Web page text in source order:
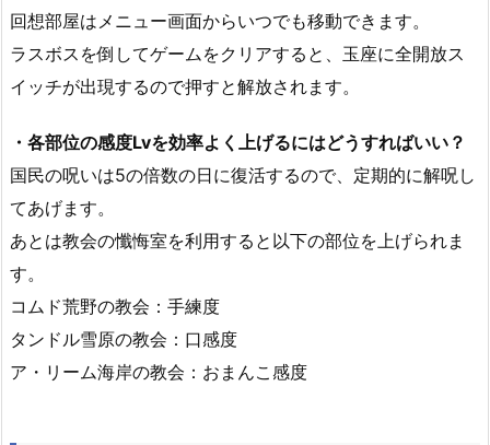
回想部屋はメニュー画面からいつでも移動できます。
ラスボスを倒してゲームをクリアすると、玉座に全開放ス
イッチが出現するので押すと解放されます。
・各部位の感度Lvを効率よく上げるにはどうすればいい？
国民の呪いは5の倍数の日に復活するので、定期的に解呪し
てあげます。
あとは教会の懺悔室を利用すると以下の部位を上げられま
す。
コムド荒野の教会：手練度
タンドル雪原の教会：口感度
ア・リーム海岸の教会：おまんこ感度